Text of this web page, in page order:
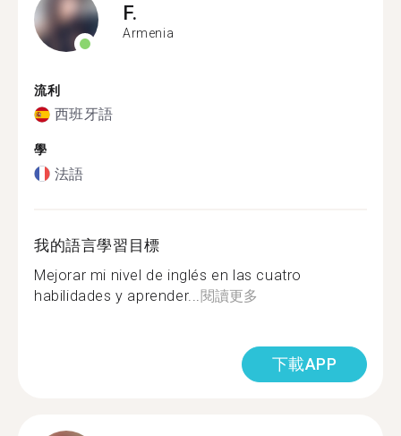
F.
Armenia
流利
西班牙語
學
法語
我的語言學習目標
Mejorar mi nivel de inglés en las cuatro
habilidades y aprender... 閱讀更多
下載APP